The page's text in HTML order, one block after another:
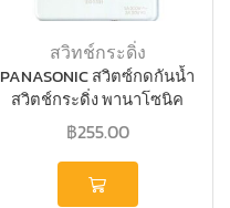
สวิทช์กระดิ่ง
PANASONIC สวิตซ์กดกันน้ำ
สวิตช์กระดิ่ง พานาโซนิค
WEATHERPROO
฿255.00